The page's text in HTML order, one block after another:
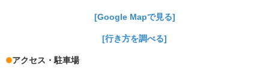
[Google Mapで見る]
[行き方を調べる]
アクセス・駐車場